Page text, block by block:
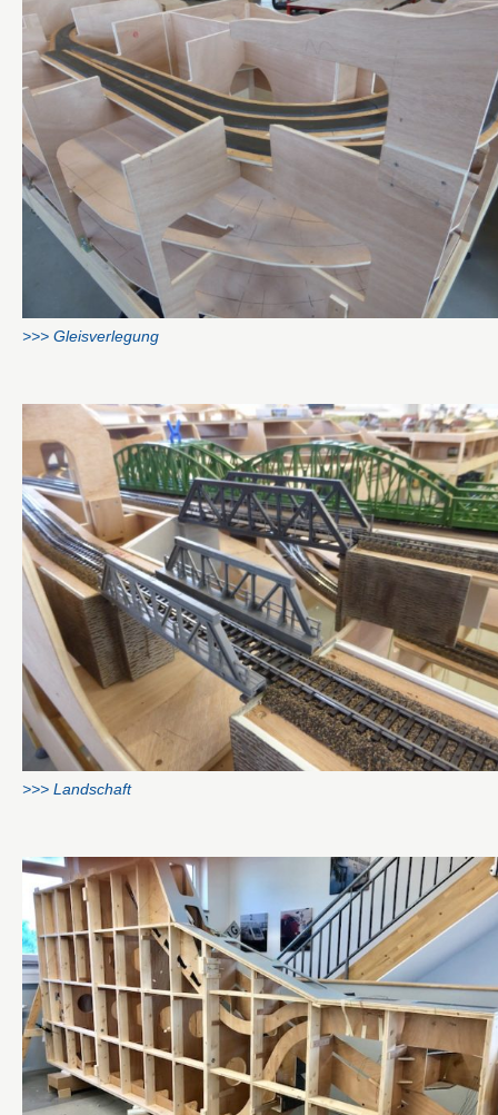
>>> Gleisverlegung
>>> Landschaft